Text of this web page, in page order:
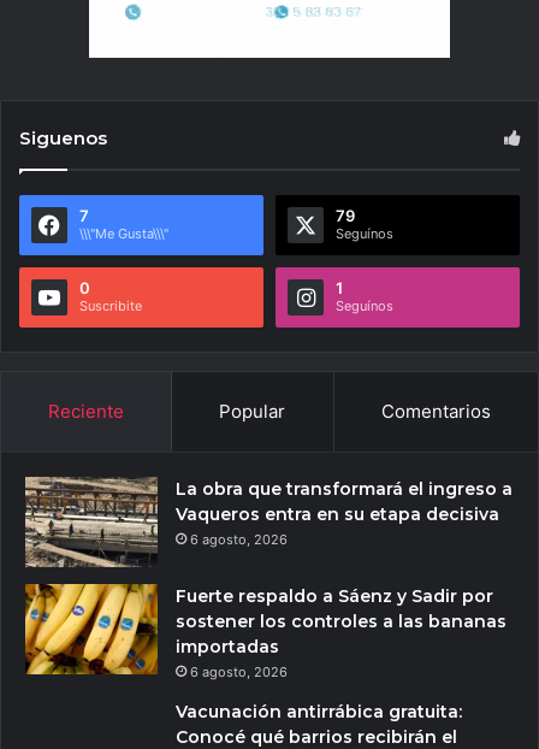
Siguenos
7
\\\"Me Gusta\\\"
79
Seguínos
0
Suscribite
1
Seguínos
Reciente Popular Comentarios
La obra que transformará el ingreso a
Vaqueros entra en su etapa decisiva
6 agosto, 2026
Fuerte respaldo a Sáenz y Sadir por
sostener los controles a las bananas
importadas
6 agosto, 2026
Vacunación antirrábica gratuita:
Conocé qué barrios recibirán el